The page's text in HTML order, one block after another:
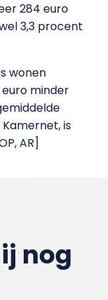
284 euro
3,3 procent
wonen
minder
is
AR]
nog